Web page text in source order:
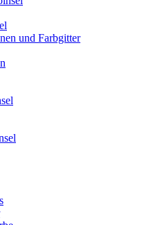
und Farbgitter